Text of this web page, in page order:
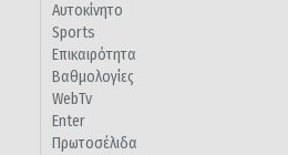
Αυτοκίνητο
Sports
Επικαιρότητα
Βαθμολογίες
WebTv
Enter
Πρωτοσέλιδα